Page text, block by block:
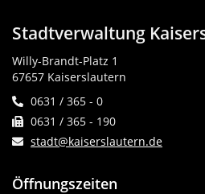
Stadtverwaltung
Willy-Brandt-Platz 1
67657 Kaiserslautern
0631 / 365 - 0
0631 / 365 - 190
stadt@kaiserslautern.de
Öffnungszeiten